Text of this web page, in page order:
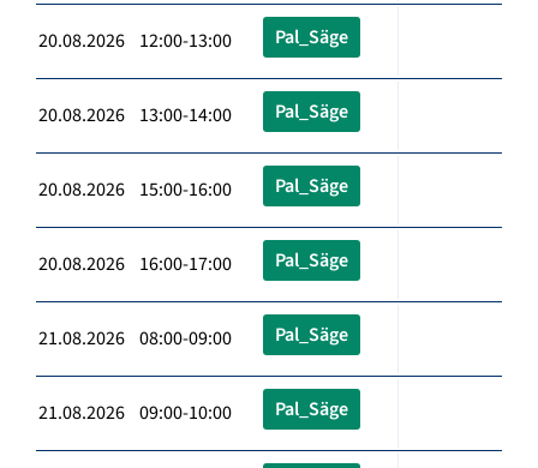
20.08.2026 12:00-13:00 Pal_Säge
20.08.2026 13:00-14:00 Pal_Säge
20.08.2026 15:00-16:00 Pal_Säge
20.08.2026 16:00-17:00 Pal_Säge
21.08.2026 08:00-09:00 Pal_Säge
21.08.2026 09:00-10:00 Pal_Säge